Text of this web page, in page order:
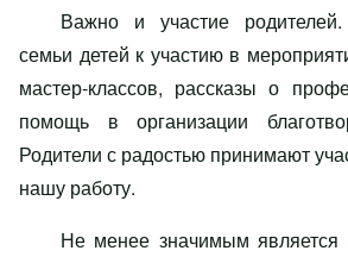
Важно и участие
семьи детей к участию в
мастер-классов, рассказы о
помощь в организации
Родители с радостью принимают
нашу работу.
Не менее значимым является